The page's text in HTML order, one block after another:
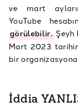
ve mart
YouTube
görülebilir.Şeyh
Mart 2023
bir organizasyona
İddia